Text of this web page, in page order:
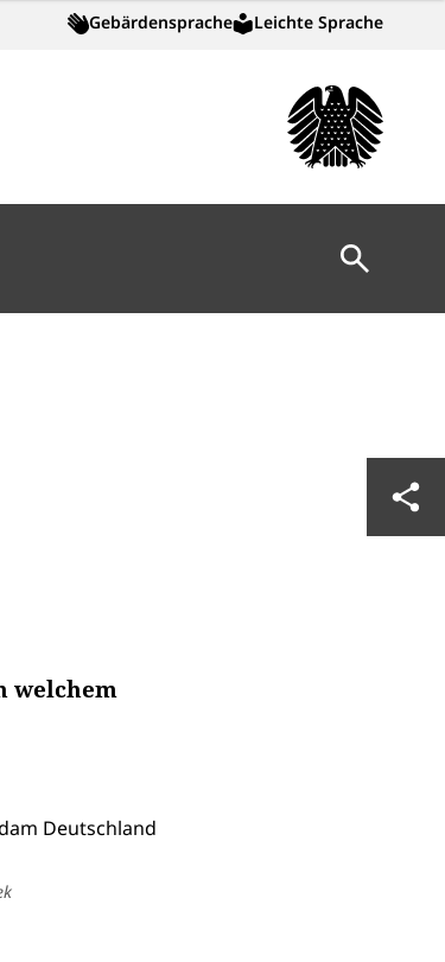
Gebärdensprache Leichte Sprache
Suche
welchem